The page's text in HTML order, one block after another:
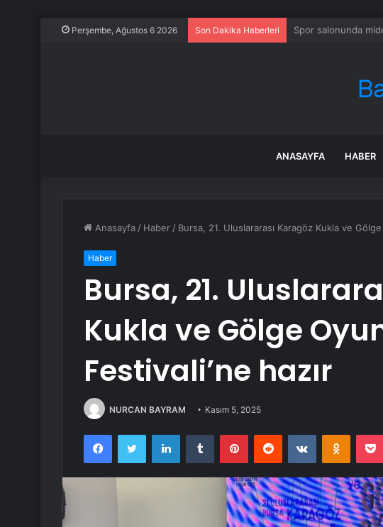
Perşembe, Ağustos 6 2026 Son Dakika Haberleri Rusya’dan Odesa
ANASAYFA HABER
Anasayfa / Haber / Bursa, 21. Uluslararası Karagöz Kukla ve Gölge
Haber
Bursa, 21.
Kukla ve Gölge
Festivali’ne hazır
NURCAN BAYRAM Kasım 5, 2025
FacebookTwitter LinkedInTumblr PinterestReddit VKontakte